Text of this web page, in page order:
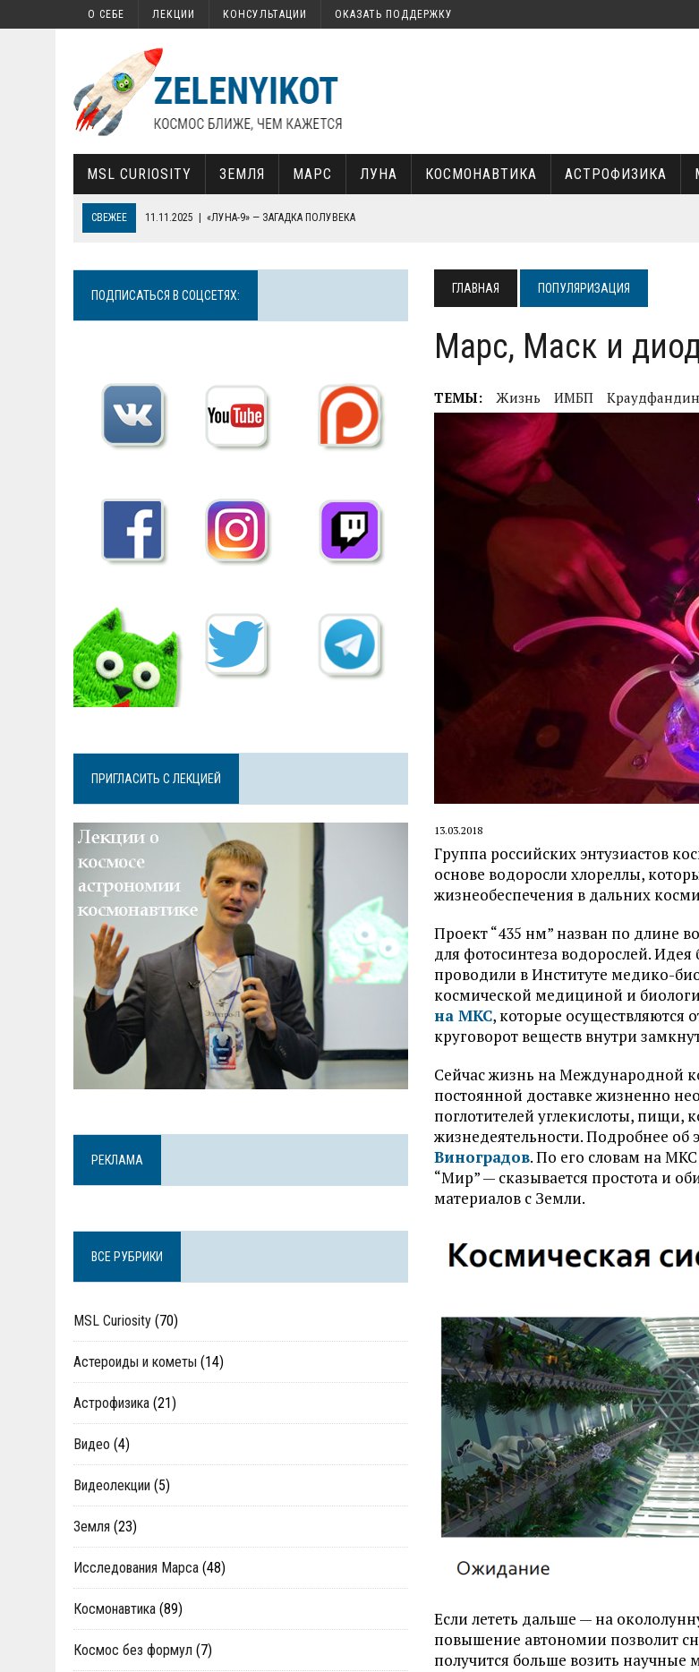
О СЕБЕ ЛЕКЦИИ КОНСУЛЬТАЦИИ ОКАЗАТЬ ПОДДЕРЖКУ
MSL CURIOSITY ЗЕМЛЯ МАРС ЛУНА КОСМОНАВТИКА АСТРОФИЗИКА
СВЕЖЕЕ 17.02.2022 КАК НА МАРСЕ НАШЛИ ОРГАНИКУ
19.01.2022 ПОЧЕМУ ТЕЛЕСКОП JAMES WEBB ТАК ВАЖЕН ДЛЯ НАУКИ
ГЛАВНАЯ ПОПУЛЯРИЗАЦИЯ
Марс, Маск и
ТЕМЫ: Жизнь ИМБП
13.03.2018
Группа российских энтузиастов
основе водоросли хлореллы,
жизнеобеспечения в дальних
Проект “435 нм” назван по длине
для фотосинтеза водорослей. Идея
проводили в Институте медико-
космической медициной и
на МКС, которые осуществляются
круговорот веществ внутри
Сейчас жизнь на Международной
постоянной доставке жизненно
поглотителей углекислоты, пищи,
жизнедеятельности. Подробнее об
Виноградов. По его словам на
“Мир” — сказывается простота и
материалов с Земли.
Если лететь дальше — на
повышение автономии позволит
получится больше возить
ПОДПИСАТЬСЯ В СОЦСЕТЯХ:
ПРИГЛАСИТЬ С ЛЕКЦИЕЙ
РЕКЛАМА
ВСЕ РУБРИКИ
MSL Curiosity (70)
Астероиды и кометы (14)
Астрофизика (21)
Видео (4)
Видеолекции (5)
Земля (23)
Исследования Марса (48)
Космонавтика (89)
Космос без формул (7)